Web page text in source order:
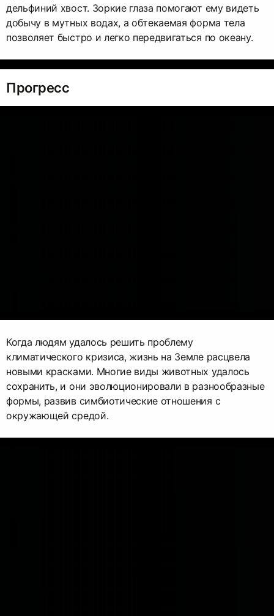
дельфиний хвост. Зоркие глаза помогают ему видеть
добычу в мутных водах, а обтекаемая форма тела
позволяет быстро и легко передвигаться по океану.
Прогресс
Когда людям удалось решить проблему
климатического кризиса, жизнь на Земле расцвела
новыми красками. Многие виды животных удалось
сохранить, и они эволюционировали в разнообразные
формы, развив симбиотические отношения с
окружающей средой.